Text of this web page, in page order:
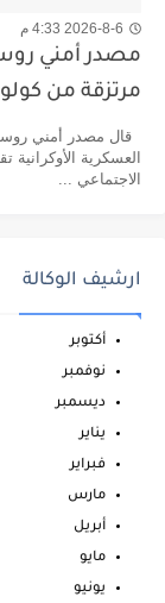
2026-8-6 4:33 م
مصدر أمني
مرتزقة من
قال مصدر أمني
العسكرية
الاجتماعي ...
ارشيف الوكالة
أكتوبر
نوفمبر
ديسمبر
يناير
فبراير
مارس
أبريل
مايو
يونيو